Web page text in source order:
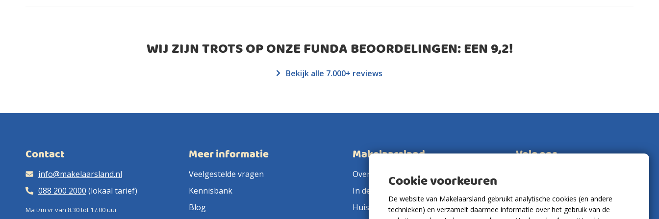
WIJ ZIJN TROTS OP ONZE FUNDA BEOORDELINGEN: EEN9,2!
Bekijk alle 7.000+ reviews
Contact
info@makelaarsland.nl
088 200 2000 (lokaal tarief)
Ma t/m vr van 8.30 tot 17.00 uur
Meer informatie
Veelgestelde vragen
Kennisbank
Blog
Makelaarsland
Over ons
In de pers
Huis verkopen
Volg ons
Cookie voorkeuren
De website van Makelaarsland gebruikt analytische cookies (en andere
technieken) en verzamelt daarmee informatie over het gebruik van de